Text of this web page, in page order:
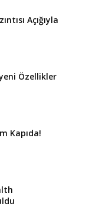
Açığıyla
Özellikler
Kapıda!